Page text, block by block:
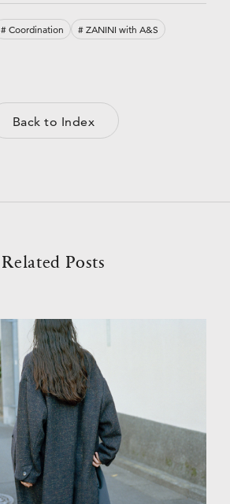
# Coordination # ZANINI with A&S
Back to Index
Related Posts